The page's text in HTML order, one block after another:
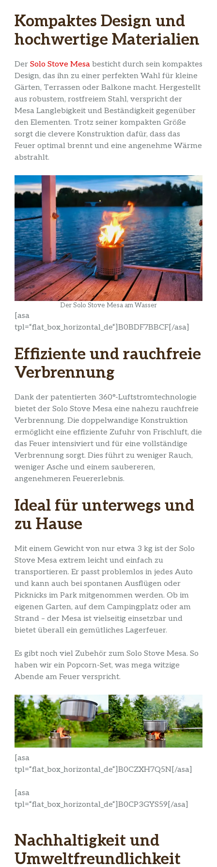
Kompaktes Design und
hochwertige Materialien
Der Solo Stove Mesa besticht durch sein kompaktes
Design, das ihn zu einer perfekten Wahl für kleine
Gärten, Terrassen oder Balkone macht. Hergestellt
aus robustem, rostfreiem Stahl, verspricht der
Mesa Langlebigkeit und Beständigkeit gegenüber
den Elementen. Trotz seiner kompakten Größe
sorgt die clevere Konstruktion dafür, dass das
Feuer optimal brennt und eine angenehme Wärme
abstrahlt.
Der Solo Stove Mesa am Wasser
[asa
tpl=“flat_box_horizontal_de“]B0BDF7BBCF[/asa]
Effiziente und rauchfreie
Verbrennung
Dank der patentierten 360°-Luftstromtechnologie
bietet der Solo Stove Mesa eine nahezu rauchfreie
Verbrennung. Die doppelwandige Konstruktion
ermöglicht eine effiziente Zufuhr von Frischluft, die
das Feuer intensiviert und für eine vollständige
Verbrennung sorgt. Dies führt zu weniger Rauch,
weniger Asche und einem saubereren,
angenehmeren Feuererlebnis.
Ideal für unterwegs und
zu Hause
Mit einem Gewicht von nur etwa 3 kg ist der Solo
Stove Mesa extrem leicht und einfach zu
transportieren. Er passt problemlos in jedes Auto
und kann auch bei spontanen Ausflügen oder
Picknicks im Park mitgenommen werden. Ob im
eigenen Garten, auf dem Campingplatz oder am
Strand – der Mesa ist vielseitig einsetzbar und
bietet überall ein gemütliches Lagerfeuer.
Es gibt noch viel Zubehör zum Solo Stove Mesa. So
haben wir ein Popcorn-Set, was mega witzige
Abende am Feuer verspricht.
[asa
tpl=“flat_box_horizontal_de“]B0CZXH7Q5N[/asa]
[asa
tpl=“flat_box_horizontal_de“]B0CP3GYS59[/asa]
Nachhaltigkeit und
Umweltfreundlichkeit